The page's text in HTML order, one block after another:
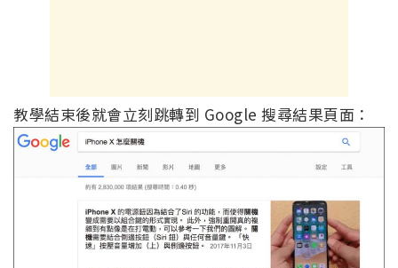
教學結束後就會立刻跳轉到 Google 搜尋結果頁面：